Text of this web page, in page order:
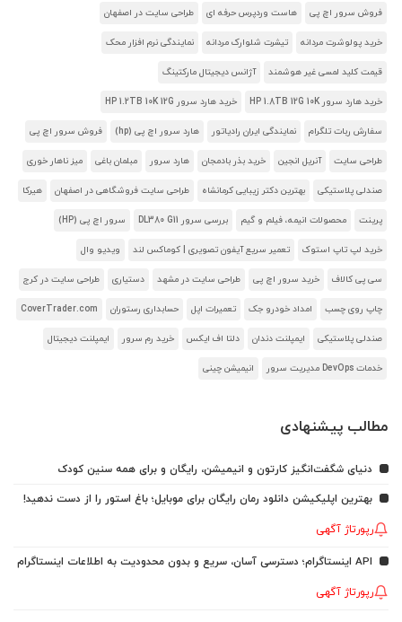
فروش سرور اچ پی هاست وردپرس حرفه ای طراحی سایت در اصفهان
خرید پولوشرت مردانه تیشرت شلوارک مردانه نمایندگی نرم افزار محک
قیمت کلید لمسی غیر هوشمند آژانس دیجیتال مارکتینگ
خرید هارد سرور HP 1.8TB 12G 10K خرید هارد سرور HP 1.2TB 10K 12G
سفارش ربات تلگرام نمایندگی ایران رادیاتور هارد سرور اچ پی (hp) فروش سرور اچ پی
طراحی سایت آنریل انجین خرید بذر بادمجان هارد سرور مبلمان باغی میز ناهار خوری
صندلی پلاستیکی بهترین دکتر زیبایی کرمانشاه طراحی سایت فروشگاهی در اصفهان هیرکا
پرینت محصولات انیمه، فیلم و گیم بررسی سرور DL380 G11 سرور اچ پی (HP)
خرید لپ تاپ استوک تعمیر سریع آیفون تصویری | کوماکس لند ویدیو وال
سی پی کالاف خرید سرور اچ پی طراحی سایت در مشهد دستیاری طراحی سایت در کرج
چاپ روی چسب امداد خودرو جک تعمیرات اپل حسابداری رستوران CoverTrader.com
صندلی پلاستیکی ایمپلنت دندان دلتا اف ایکس خرید رم سرور ایمپلنت دیجیتال
خدمات DevOps مدیریت سرور انیمیشن چینی
مطالب پیشنهادی
دنیای شگفت‌انگیز کارتون و انیمیشن، رایگان و برای همه سنین کودک
بهترین اپلیکیشن دانلود رمان رایگان برای موبایل؛ باغ استور را از دست ندهید!
رپورتاژ آگهی
API اینستاگرام؛ دسترسی آسان، سریع و بدون محدودیت به اطلاعات اینستاگرام
رپورتاژ آگهی